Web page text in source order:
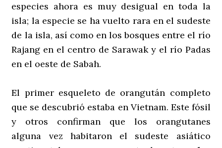
especies ahora es muy desigual en toda la
isla; la especie se ha vuelto rara en el sudeste
de la isla, así como en los bosques entre el río
Rajang en el centro de Sarawak y el río Padas
en el oeste de Sabah.
El primer esqueleto de orangután completo
que se descubrió estaba en Vietnam. Este fósil
y otros confirman que los orangutanes
alguna vez habitaron el sudeste asiático